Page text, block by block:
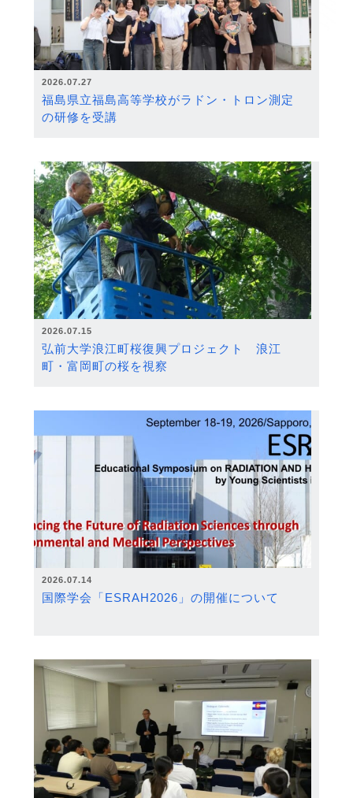
2026.07.27
福島県立福島高等学校がラドン・トロン測定
の研修を受講
2026.07.15
弘前大学浪江町桜復興プロジェクト 浪江
町・富岡町の桜を視察
2026.07.14
国際学会「ESRAH2026」の開催について